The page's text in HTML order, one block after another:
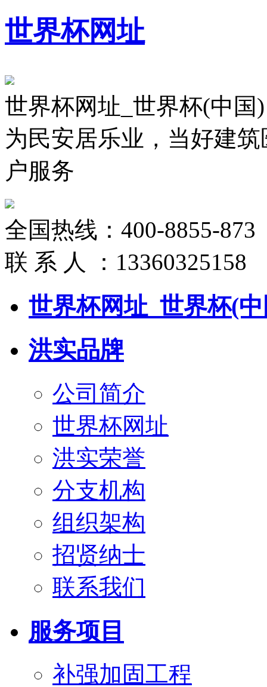
世界杯网址
世界杯网址_世界杯(中国)
为民安居乐业，当好建
户服务
全国热线： 400-8855-873
联 系 人 ： 13360325158
世界杯网址_世界杯(
洪实品牌
公司简介
世界杯网址
洪实荣誉
分支机构
组织架构
招贤纳士
联系我们
服务项目
补强加固工程